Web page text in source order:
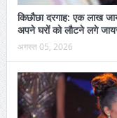
किछौछा दरगाह: एक लाख
अपने घरों को लौटने लगे
अगस्त 05, 2026